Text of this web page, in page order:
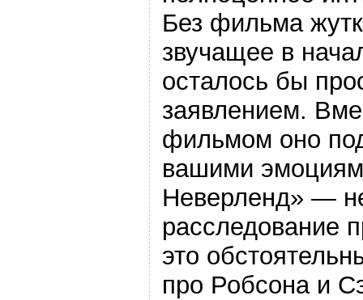
Без фильма
звучащее в
осталось бы
заявлением.
фильмом оно
вашими
Неверленд» —
расследование
это
про Робсона и